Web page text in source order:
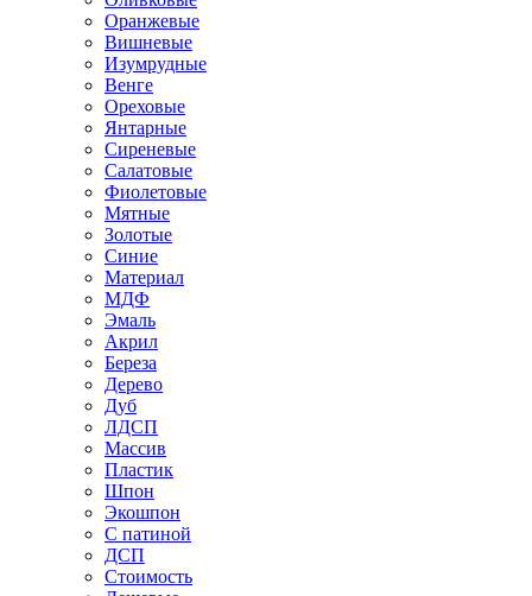
Оранжевые
Вишневые
Изумрудные
Венге
Ореховые
Янтарные
Сиреневые
Салатовые
Фиолетовые
Мятные
Золотые
Синие
Материал
МДФ
Эмаль
Акрил
Береза
Дерево
Дуб
ЛДСП
Массив
Пластик
Шпон
Экошпон
С патиной
ДСП
Стоимость